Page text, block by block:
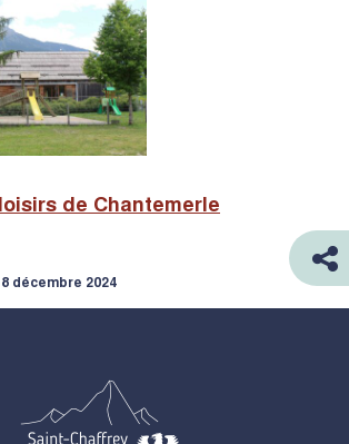
de Chantemerle
8 décembre 2024